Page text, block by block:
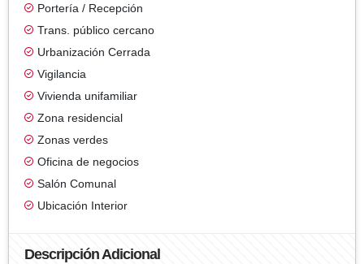
Portería / Recepción
Trans. público cercano
Urbanización Cerrada
Vigilancia
Vivienda unifamiliar
Zona residencial
Zonas verdes
Oficina de negocios
Salón Comunal
Ubicación Interior
Descripción Adicional